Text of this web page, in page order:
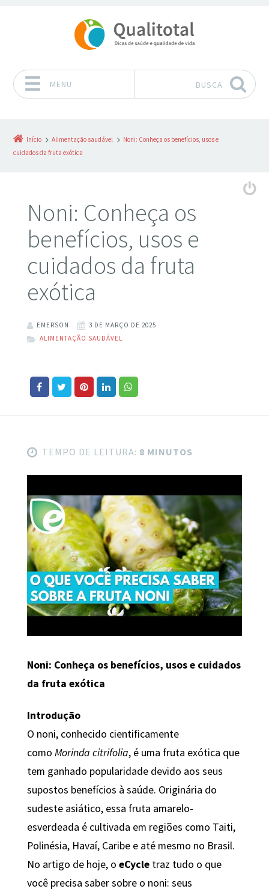
MENU BUSCA
Início Alimentação saudável
Noni: Conheça os benefícios, usos e
cuidados da fruta exótica
Noni: Conheça os
benefícios, usos e
cuidados da fruta
exótica
EMERSON
3 DE MARÇO DE 2025
ALIMENTAÇÃO SAUDÁVEL
TEMPO DE LEITURA: 8 MINUTOS
Noni: Conheça os benefícios, usos e cuidados
da fruta exótica
Introdução
O noni, conhecido cientificamente
como Morinda citrifolia, é uma fruta exótica que
tem ganhado popularidade devido aos seus
supostos benefícios à saúde. Originária do
sudeste asiático, essa fruta amarelo-
esverdeada é cultivada em regiões como Taiti,
Polinésia, Havaí, Caribe e até mesmo no Brasil.
No artigo de hoje, o eCycletraz tudo o que
você precisa saber sobre o noni: seus